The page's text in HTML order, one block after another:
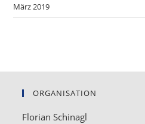
März 2019
ORGANISATION
Florian Schinagl